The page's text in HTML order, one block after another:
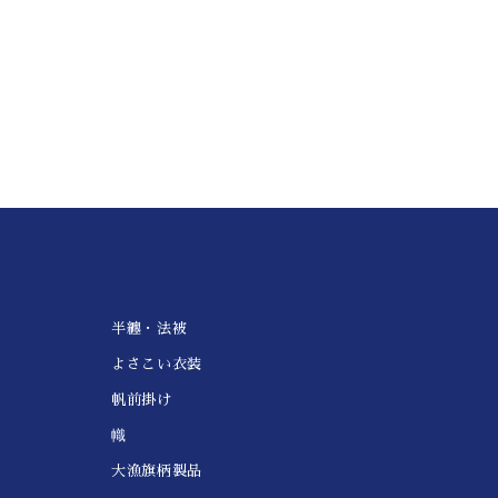
半纏・法被
よさこい衣装
帆前掛け
幟
大漁旗柄製品